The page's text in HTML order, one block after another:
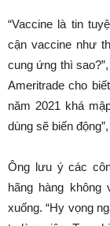
“Vaccine là tin
cận vaccine như
cung ứng thì
Ameritrade cho
năm 2021 khá
dùng sẽ biến
Ông lưu ý các
hãng hàng
xuống. “Hy vọng